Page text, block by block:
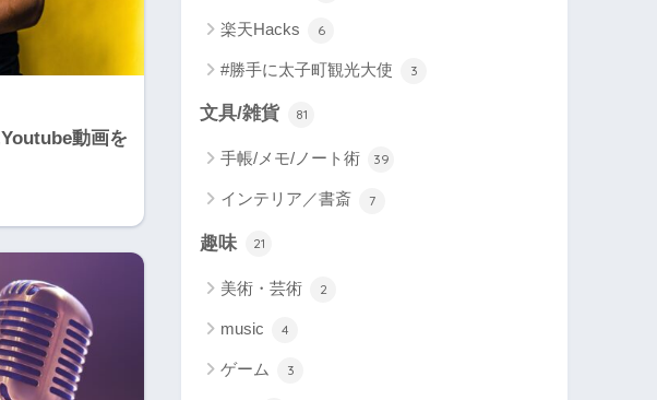
動画を
楽天Hacks 6
#勝手に太子町観光大使 3
文具/雑貨 81
手帳/メモ/ノート術 39
インテリア／書斎 7
趣味 21
美術・芸術 2
music 4
ゲーム 3